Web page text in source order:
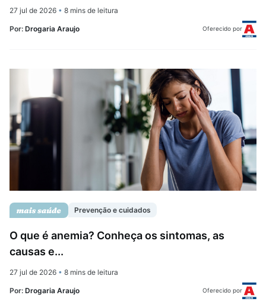
27 jul de 2026 • 8 mins de leitura
Por: Drogaria Araujo Oferecido por
Prevenção e cuidados
O que é anemia? Conheça os sintomas, as
causas e...
27 jul de 2026 • 8 mins de leitura
Por: Drogaria Araujo Oferecido por